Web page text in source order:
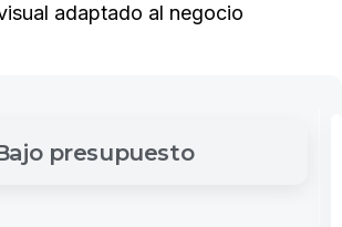
adaptado al negocio
presupuesto